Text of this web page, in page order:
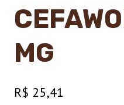
MG
R$ 25,41